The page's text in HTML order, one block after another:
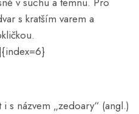
s kratším varem a
s názvem „zedoary“ (angl.)